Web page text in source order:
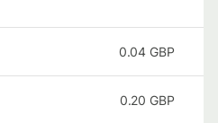
0.04 GBP
0.20 GBP